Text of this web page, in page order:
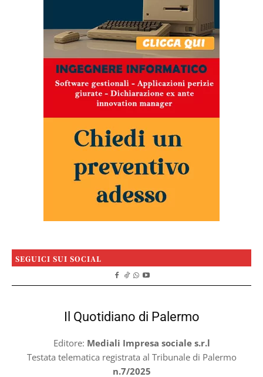
SEGUICI SUI SOCIAL
Il Quotidiano di Palermo
Editore: Mediali Impresa sociale s.r.l
Testata telematica registrata al Tribunale di Palermo
n.7/2025